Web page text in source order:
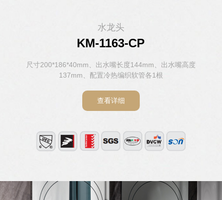
水龙头
KM-1163-CP
尺寸200*186*40mm、出水嘴长度144mm、出水嘴高度
137mm、配置冷热编织软管各1根
查看详细
水龙头
KM-1103-CP
尺寸161*156*50mm、出水嘴长度110mm、出水嘴高度
100mm、配置冷热编织软管各1根
查看详细
水龙头
KM-1104-CP
尺寸148*157*52mm、出水嘴长度112mm、出水嘴高度98mm、
配置冷热编织软管各1根
查看详细
水龙头
KM-1143-CP
尺寸165*159*49mm、出水嘴长度122mm、出水嘴高度
106mm、配置冷热编织软管各1根
查看详细
水龙头
KM-1146H-CP
尺寸242*192*44mm、出水嘴长度160mm、出水嘴高度
119mm、配置冷热编织软管各1根
查看详细
水龙头
KM-8807
尺寸 140*188*54.5mm、出水嘴长度142mm、出水嘴高度
120mm、配置 冷热编织软管各1根，感应阀1套
查看详细